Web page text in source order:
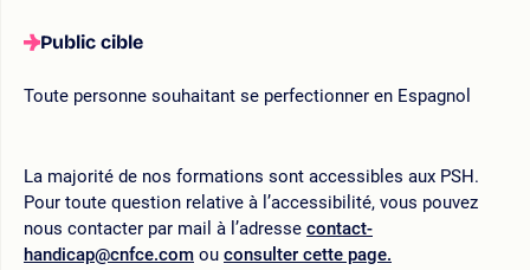
Public cible
Toute personne souhaitant se perfectionner en Espagnol
La majorité de nos formations sont accessibles aux PSH.
Pour toute question relative à l’accessibilité, vous pouvez
nous contacter par mail à l’adresse contact-
handicap@cnfce.com ou consulter cette page.